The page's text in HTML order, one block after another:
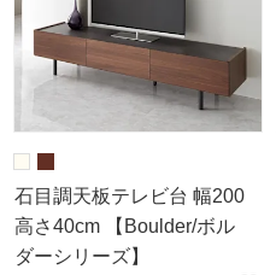
石目調天板テレビ台 幅200
高さ40cm 【Boulder/ボル
ダーシリーズ】